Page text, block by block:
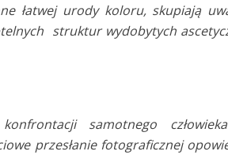
łatwej urody koloru, skupiają
struktur wydobytych
samotnego
przesłanie fotograficznej